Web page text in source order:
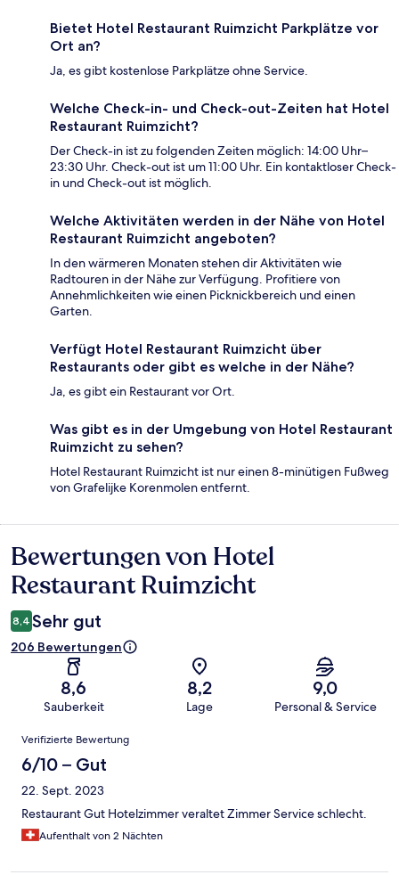
Bietet Hotel Restaurant Ruimzicht Parkplätze vor
Ort an?
Ja, es gibt kostenlose Parkplätze ohne Service.
Welche Check-in- und Check-out-Zeiten hat Hotel
Restaurant Ruimzicht?
Der Check-in ist zu folgenden Zeiten möglich: 14:00 Uhr–
23:30 Uhr. Check-out ist um 11:00 Uhr. Ein kontaktloser Check-
in und Check-out ist möglich.
Welche Aktivitäten werden in der Nähe von Hotel
Restaurant Ruimzicht angeboten?
In den wärmeren Monaten stehen dir Aktivitäten wie
Radtouren in der Nähe zur Verfügung. Profitiere von
Annehmlichkeiten wie einen Picknickbereich und einen
Garten.
Verfügt Hotel Restaurant Ruimzicht über
Restaurants oder gibt es welche in der Nähe?
Ja, es gibt ein Restaurant vor Ort.
Was gibt es in der Umgebung von Hotel Restaurant
Ruimzicht zu sehen?
Hotel Restaurant Ruimzicht ist nur einen 8-minütigen Fußweg
von Grafelijke Korenmolen entfernt.
Bewertungen
Bewertungen von Hotel
Restaurant Ruimzicht
8,4 Sehr gut
206 Bewertungen
8,6
Sauberkeit
8,2
Lage
9,0
Personal & Service
Bewertungen
Verifizierte Bewertung
6/10 – Gut
22. Sept. 2023
Restaurant Gut Hotelzimmer veraltet Zimmer Service schlecht.
Aufenthalt von 2 Nächten